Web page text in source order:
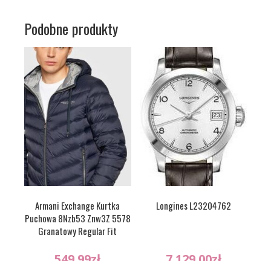
Podobne produkty
Armani Exchange Kurtka
Puchowa 8Nzb53 Znw3Z 5578
Granatowy Regular Fit
Longines L23204762